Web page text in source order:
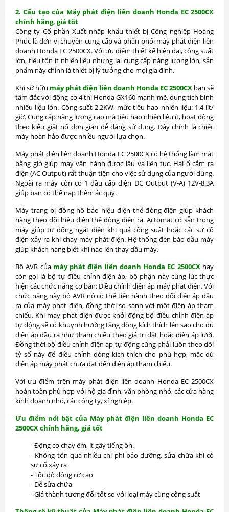
2. Cấu tạo của Máy phát điện liên doanh Honda EC 2500CX
chính hãng, giá tốt
Công ty Cổ phần Xuất nhập khẩu thiết bị Công nghiệp Hoàng
Phúc là đơn vị chuyên cung cấp và phân phối máy phát điện liên
doanh Honda EC 2500CX. Với ưu điểm thiết kế hiện đại, công suất
lớn, tiêu tốn ít nhiên liệu nhưng lại cung cấp năng lượng lớn, sản
phẩm này chính là thiết bị lý tưởng cho mọi gia đình.
Khi sở hữu máy phát điện liên doanh Honda EC 2500CX bạn sẽ
tâm đắc với động cơ 4 thì Honda GX160 mạnh mẽ, dung tích bình
nhiêu liệu lớn. Công suất 2.2KW, mức tiêu hao nhiên liệu: 1.4 lít/
giờ. Cung cấp năng lượng cao mà tiêu hao nhiên liệu ít, hoạt động
theo kiểu giật nổ đơn giản dễ dàng sử dụng. Đây chính là chiếc
máy hoàn hảo được nhiều người lựa chọn.
Máy phát điện liên doanh Honda EC 2500CX có hệ thống làm mát
bằng gió giúp máy vận hành được lâu và liên tục. Hai ổ cắm ra
điện (AC Output) rất thuận tiện cho việc sử dụng của người dùng.
Ngoài ra máy còn có 1 đầu cấp điện DC Output (V-A) 12V-8.3A
giúp bạn có thể nạp thêm ác quy.
Máy trang bị đồng hồ báo hiệu điện thế đòng điện giúp khách
hàng theo dõi hiệu điện thế dòng điện ra. Actomat có sẵn trong
máy giúp tự đống ngắt điện khi quá công suất hoặc các sự cố
điện xảy ra khi chạy máy phát điện. Hệ thống đèn báo dầu máy
giúp khách hàng biết khi nào lên thay dầu máy.
Bộ AVR của máy phát điện liên doanh Honda EC 2500CXhay
còn gọi là bộ tự điều chỉnh điện áp, bộ phận này cùng lúc thực
hiện các chức năng cơ bản: Điều chỉnh điện áp máy phát điện. Với
chức năng này bộ AVR nó có thể tiến hành theo dõi điện áp đầu
ra của máy phát điện, đồng thời so sánh với một điện áp tham
chiếu. Khi máy phát điện được khởi động bộ điều chỉnh điện áp
tự động sẽ có khuynh hướng tăng dòng kích thích lên sao cho đủ
điện áp đầu ra như tham chiếu theo giá trị đặt hoặc điện áp lưới.
Đồng thời bộ điều chỉnh điện áp tự động cũng phải luôn theo dõi
tỷ số này để điều chỉnh dòng kích thích cho phù hợp, mặc dù
điện áp máy phát chưa đạt đến điện áp tham chiếu.
Với ưu điểm trên máy phát điện liên doanh Honda EC 2500CX
hoàn toàn phù hợp với hộ gia đình, văn phòng nhỏ, các cửa hàng
kinh doanh nhỏ, các công ty, xí nghiệp.
Ưu điểm nổi bật của Máy phát điện liên doanh Honda EC
2500CX chính hãng, giá tốt
- Động cơ chạy êm, ít gây tiếng ồn.
- Không tốn quá nhiều chi phí bảo dưỡng, sửa chữa khi có
sự cố xảy ra
- Tốc độ động cơ cao
- Dễ sửa chữa
- Giá thành tương đối tốt so với loại máy cùng công suất